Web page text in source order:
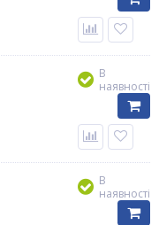
В
наявності
В
наявності